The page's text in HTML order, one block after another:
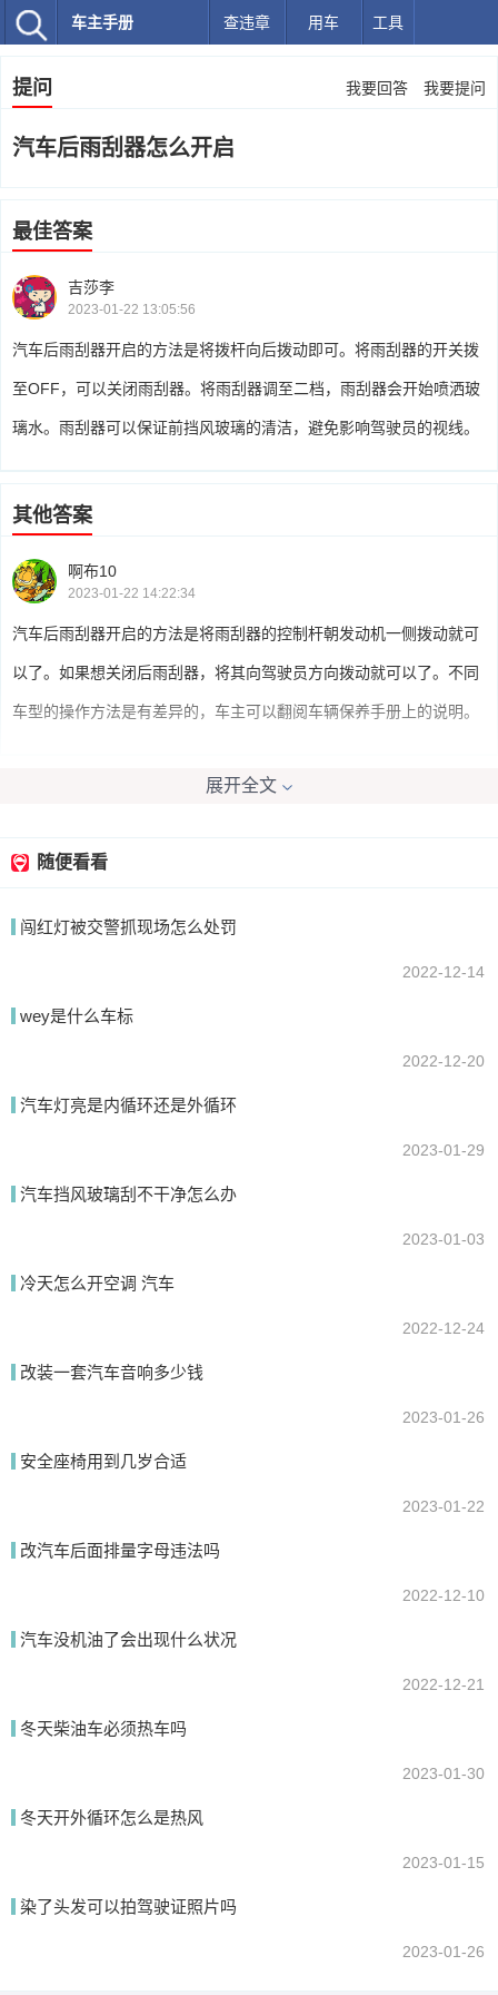
车主手册 查违章 用车 工具
提问 我要回答 我要提问
汽车后雨刮器怎么开启
最佳答案
吉莎李
2023-01-22 13:05:56
汽车后雨刮器开启的方法是将拨杆向后拨动即可。将雨刮器的开关拨
至OFF，可以关闭雨刮器。将雨刮器调至二档，雨刮器会开始喷洒玻
璃水。雨刮器可以保证前挡风玻璃的清洁，避免影响驾驶员的视线。
其他答案
啊布10
2023-01-22 14:22:34
汽车后雨刮器开启的方法是将雨刮器的控制杆朝发动机一侧拨动就可
以了。如果想关闭后雨刮器，将其向驾驶员方向拨动就可以了。不同
车型的操作方法是有差异的，车主可以翻阅车辆保养手册上的说明。
提交
展开全文
随便看看
闯红灯被交警抓现场怎么处罚
2022-12-14
wey是什么车标
2022-12-20
汽车灯亮是内循环还是外循环
2023-01-29
汽车挡风玻璃刮不干净怎么办
2023-01-03
冷天怎么开空调 汽车
2022-12-24
改装一套汽车音响多少钱
2023-01-26
安全座椅用到几岁合适
2023-01-22
改汽车后面排量字母违法吗
2022-12-10
汽车没机油了会出现什么状况
2022-12-21
冬天柴油车必须热车吗
2023-01-30
冬天开外循环怎么是热风
2023-01-15
染了头发可以拍驾驶证照片吗
2023-01-26